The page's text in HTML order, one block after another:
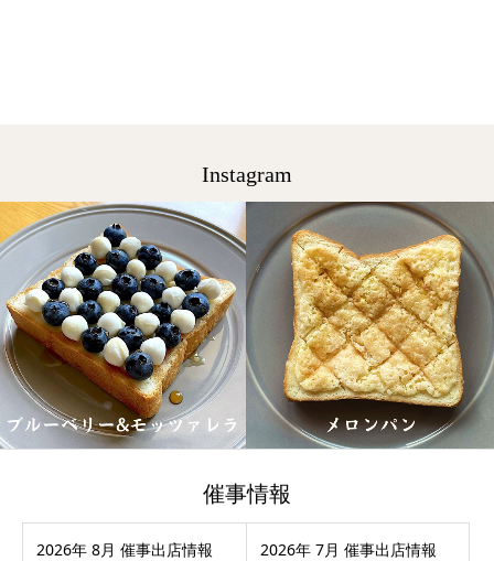
Instagram
催事情報
2026年 8月 催事出店情報 2026年 7月 催事出店情報